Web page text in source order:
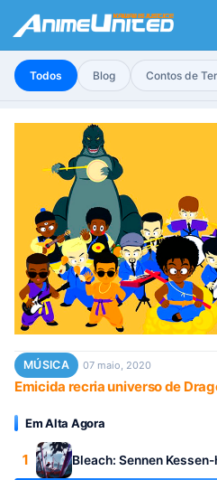
Todos Blog Contos de
MÚSICA 07 maio, 2020
Emicida recria universo de
Em Alta Agora
1 Bleach: Sennen